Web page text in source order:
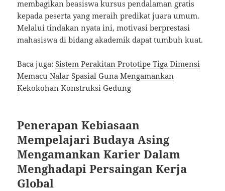
membagikan beasiswa kursus pendalaman gratis
kepada peserta yang meraih predikat juara umum.
Melalui tindakan nyata ini, motivasi berprestasi
mahasiswa di bidang akademik dapat tumbuh kuat.
Baca juga:Sistem Perakitan Prototipe Tiga Dimensi
Memacu Nalar Spasial Guna Mengamankan
Kekokohan Konstruksi Gedung
Penerapan Kebiasaan
Mempelajari Budaya Asing
Mengamankan Karier Dalam
Menghadapi Persaingan Kerja
Global